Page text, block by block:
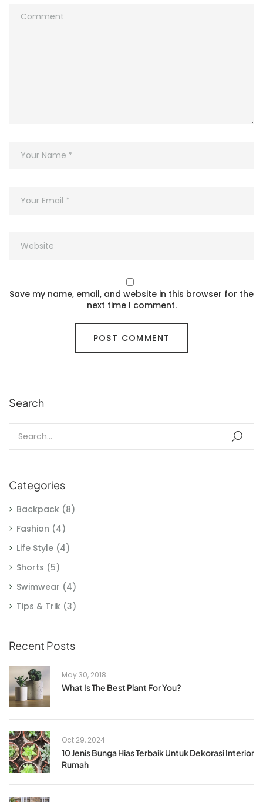
Search
Categories
Backpack (8)
Fashion (4)
Life Style (4)
Shorts (5)
Swimwear (4)
Tips & Trik (3)
Recent Posts
May 30, 2018
What Is The Best Plant For You?
Oct 29, 2024
10 Jenis Bunga Hias Terbaik Untuk Dekorasi Interior
Rumah
Save my name, email, and website in this browser for the
next time I comment.